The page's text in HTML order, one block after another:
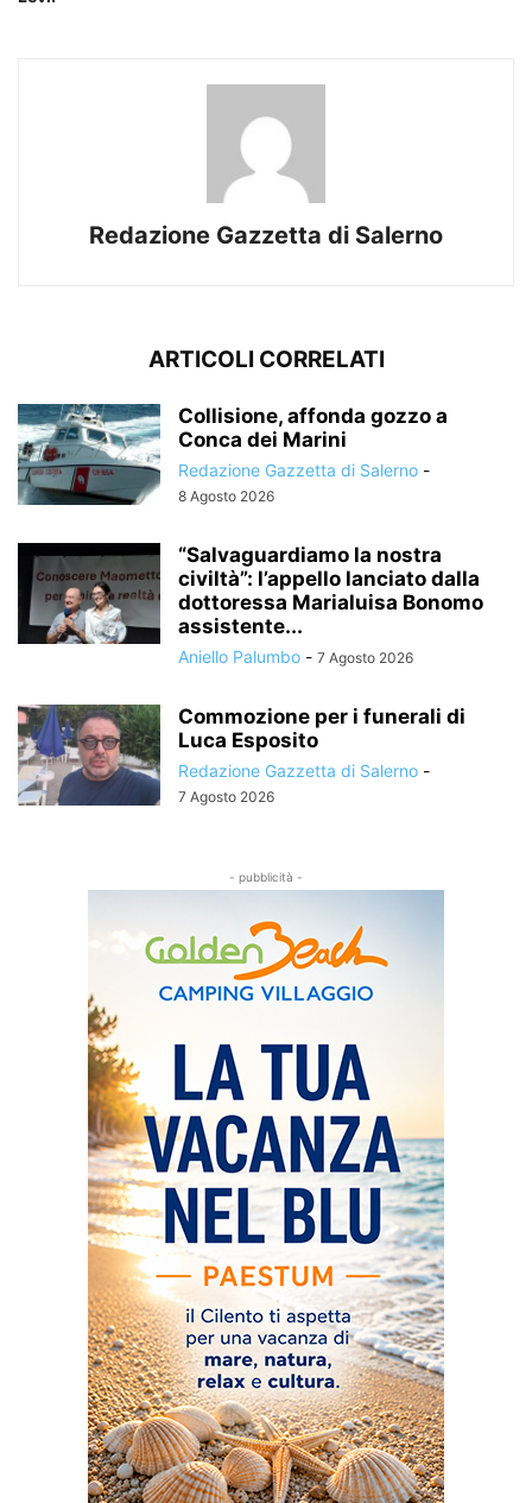
Redazione Gazzetta di Salerno
ARTICOLI CORRELATI
Collisione, affonda gozzo a
Conca dei Marini
Redazione Gazzetta di Salerno -
8 Agosto 2026
“Salvaguardiamo la nostra
civiltà”: l’appello lanciato dalla
dottoressa Marialuisa Bonomo
assistente...
Aniello Palumbo - 7 Agosto 2026
Commozione per i funerali di
Luca Esposito
Redazione Gazzetta di Salerno -
7 Agosto 2026
- pubblicità -